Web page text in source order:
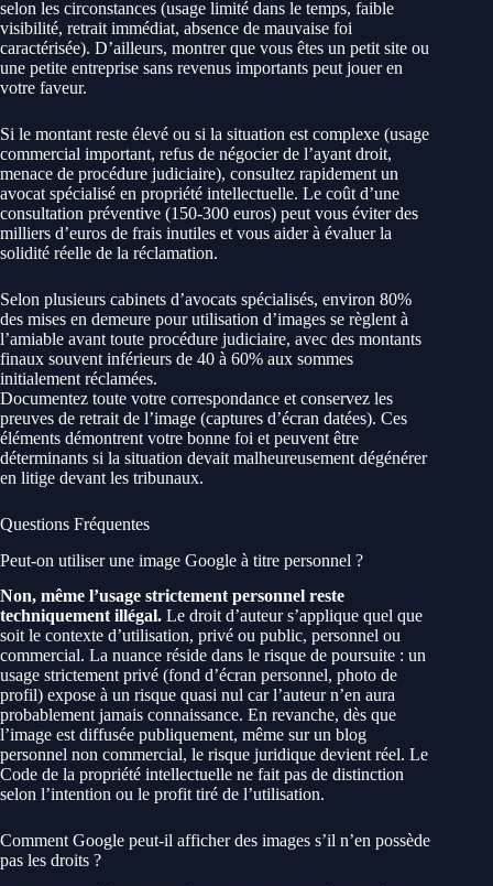
selon les circonstances (usage limité dans le temps, faible
visibilité, retrait immédiat, absence de mauvaise foi
caractérisée). D’ailleurs, montrer que vous êtes un petit site ou
une petite entreprise sans revenus importants peut jouer en
votre faveur.
Si le montant reste élevé ou si la situation est complexe (usage
commercial important, refus de négocier de l’ayant droit,
menace de procédure judiciaire), consultez rapidement un
avocat spécialisé en propriété intellectuelle. Le coût d’une
consultation préventive (150-300 euros) peut vous éviter des
milliers d’euros de frais inutiles et vous aider à évaluer la
solidité réelle de la réclamation.
Selon plusieurs cabinets d’avocats spécialisés, environ 80%
des mises en demeure pour utilisation d’images se règlent à
l’amiable avant toute procédure judiciaire, avec des montants
finaux souvent inférieurs de 40 à 60% aux sommes
initialement réclamées.
Documentez toute votre correspondance et conservez les
preuves de retrait de l’image (captures d’écran datées). Ces
éléments démontrent votre bonne foi et peuvent être
déterminants si la situation devait malheureusement dégénérer
en litige devant les tribunaux.
Questions Fréquentes
Peut-on utiliser une image Google à titre personnel ?
Non, même l’usage strictement personnel reste
techniquement illégal. Le droit d’auteur s’applique quel que
soit le contexte d’utilisation, privé ou public, personnel ou
commercial. La nuance réside dans le risque de poursuite : un
usage strictement privé (fond d’écran personnel, photo de
profil) expose à un risque quasi nul car l’auteur n’en aura
probablement jamais connaissance. En revanche, dès que
l’image est diffusée publiquement, même sur un blog
personnel non commercial, le risque juridique devient réel. Le
Code de la propriété intellectuelle ne fait pas de distinction
selon l’intention ou le profit tiré de l’utilisation.
Comment Google peut-il afficher des images s’il n’en possède
pas les droits ?